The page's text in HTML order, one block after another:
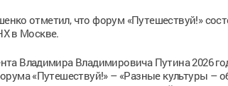
отметил, что форум «Путешествуй!»
в Москве.
Владимира Владимировича Путина 2026
«Путешествуй!» – «Разные культуры